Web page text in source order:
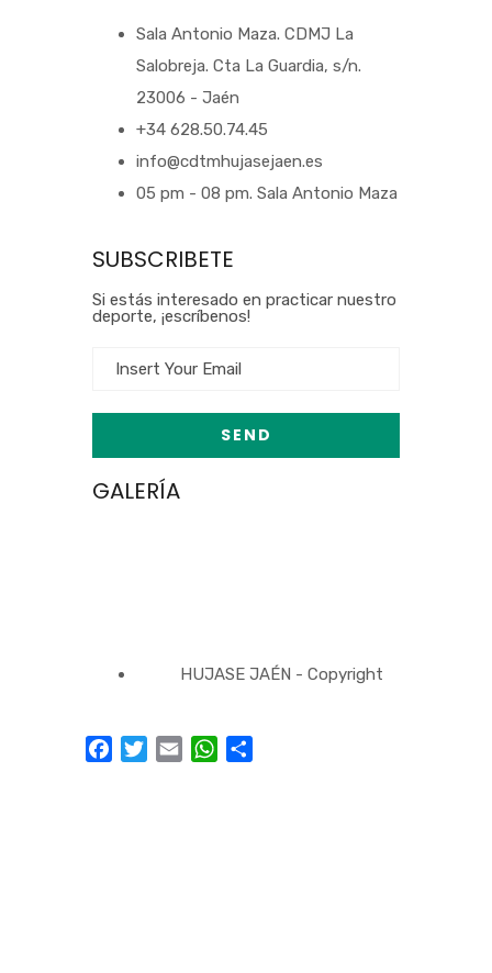
Sala Antonio Maza. CDMJ La
Salobreja. Cta La Guardia, s/n.
23006 - Jaén
+34 628.50.74.45
info@cdtmhujasejaen.es
05 pm - 08 pm. Sala Antonio Maza
SUBSCRIBETE
Si estás interesado en practicar nuestro
deporte, ¡escríbenos!
GALERÍA
HUJASE JAÉN - Copyright
FacebookTwitter
Email WhatsApp